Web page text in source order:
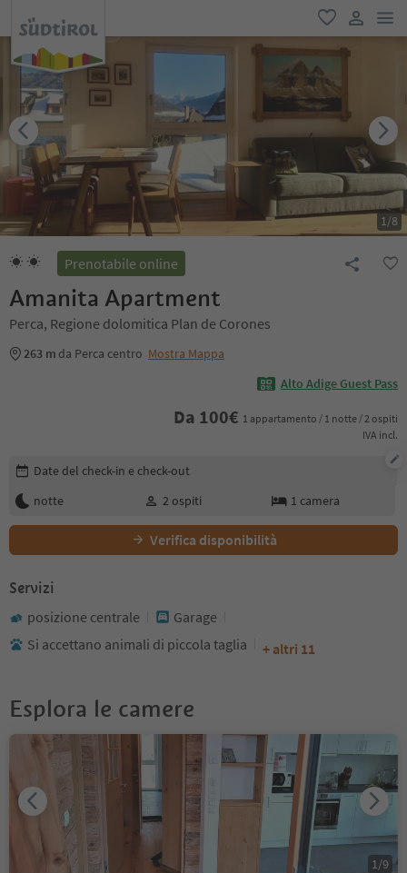
favoriti
user link
1/8
Prenotabile online
Amanita Apartment
Perca, Regione dolomitica Plan de Corones
263 m da Perca centro Mostra Mappa
Alto Adige Guest Pass
Da 100€ 1 appartamento / 1 notte / 2 ospiti
IVA incl.
Modifica i dettagli della prenotazione
Date del check-in e check-out
notte
2 ospiti 1 camera
Verifica disponibilità
Servizi
posizione centrale
Garage
Si accettano animali di piccola taglia
+ altri 11
Esplora le camere
1 /9